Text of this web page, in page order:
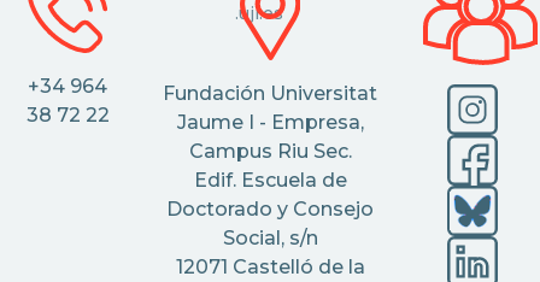
.uji.es
+34 964
38 72 22
Fundación Universitat
Jaume I - Empresa,
Campus Riu Sec.
Edif. Escuela de
Doctorado y Consejo
Social, s/n
12071 Castelló de la